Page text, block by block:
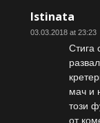
Istinata
03.03.2018 at 23:23
Стига
мач и
този
от